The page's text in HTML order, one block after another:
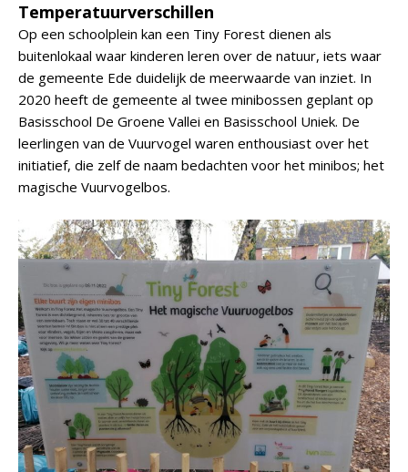
Temperatuurverschillen
Op een schoolplein kan een Tiny Forest dienen als
buitenlokaal waar kinderen leren over de natuur, iets waar
de gemeente Ede duidelijk de meerwaarde van inziet. In
2020 heeft de gemeente al twee minibossen geplant op
Basisschool De Groene Vallei en Basisschool Uniek. De
leerlingen van de Vuurvogel waren enthousiast over het
initiatief, die zelf de naam bedachten voor het minibos; het
magische Vuurvogelbos.